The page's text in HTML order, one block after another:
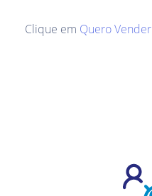
Clique em Quero Vender